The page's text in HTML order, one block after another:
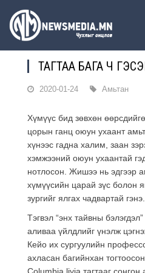
ТАГТАА БАГА Ч
2020-01-24 Амьтан
Хүмүүс бид зөвхөн
цорын ганц оюун ухаант
хүнээс гадна халим, заан
хэмжээний оюун ухаантай
нотлосон. Жишээ нь эдгээр
хүмүүсийн царай зүс болон
зургийг ялгах чадвартай гэнэ.
Тэгвэл “энх тайвны
аливаа үйлдлийг үнэлж
Кейо их сургуулийн
ахласан багийнхан
Columbia liyia тагтааг сонгон